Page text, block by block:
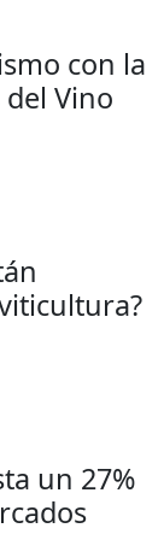
con la
Vino
un 27%